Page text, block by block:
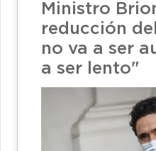
Ministro
reducción
no va a ser
a ser lento"